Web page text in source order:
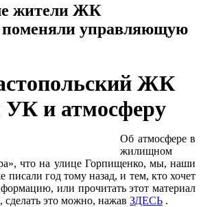
жители ЖК
поменяли управляющую
ЖК
УК и атмосферу
Об атмосфере в
жилищном
что на улице Горпищенко, мы, наши
писали год тому назад, и тем, кто хочет
или прочитать этот материал
сделать это можно, нажав ЗДЕСЬ .